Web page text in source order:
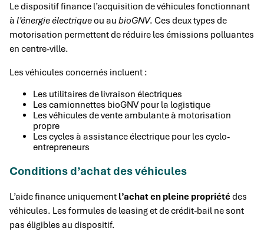
Le dispositif finance l’acquisition de véhicules fonctionnant
à l’énergie électriqueou au bioGNV. Ces deux types de
motorisation permettent de réduire les émissions polluantes
en centre-ville.
Les véhicules concernés incluent :
Les utilitaires de livraison électriques
Les camionnettes bioGNV pour la logistique
Les véhicules de vente ambulante à motorisation
propre
Les cycles à assistance électrique pour les cyclo-
entrepreneurs
Conditions d’achat des véhicules
L’aide finance uniquement l’achat en pleine propriétédes
véhicules. Les formules de leasing et de crédit-bail ne sont
pas éligibles au dispositif.